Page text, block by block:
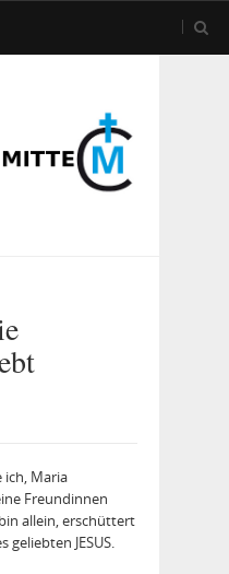
ich, Maria
Freundinnen
allein, erschüttert
JESUS.